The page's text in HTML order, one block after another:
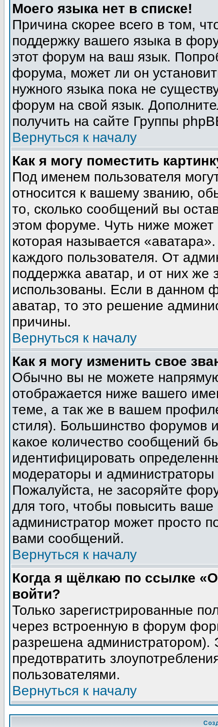
Моего языка нет в списке!
Причина скорее всего в том,
поддержку вашего языка в
этот форум на ваш язык.
форума, может ли он
нужного языка пока не
форум на свой язык.
получить на сайте Группы
Вернуться к началу
Как я могу поместить
Под именем пользователя
относится к вашему званию,
то, сколько сообщений вы
этом форуме. Чуть ниже может
которая называется
каждого пользователя. От
поддержка аватар, и от них же
использованы. Если в данном
аватар, то это решение
причины.
Вернуться к началу
Как я могу изменить свое
Обычно вы не можете
отображается ниже вашего
теме, а так же в вашем
стиля). Большинство форумов
какое количество сообщений
идентифицировать
модераторы и
Пожалуйста, не засоряйте
для того, чтобы повысить
администратор может просто
вами сообщений.
Вернуться к началу
Когда я щёлкаю по ссылке
войти?
Только зарегистрированные
через встроенную в форум
разрешена администратором).
предотвратить
пользователями.
Вернуться к началу